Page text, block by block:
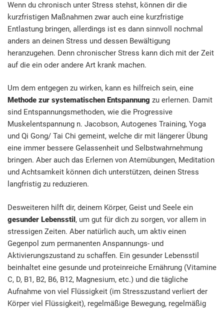
Wenn du chronisch unter Stress stehst, können dir die
kurzfristigen Maßnahmen zwar auch eine kurzfristige
Entlastung bringen, allerdings ist es dann sinnvoll nochmal
anders an deinen Stress und dessen Bewältigung
heranzugehen. Denn chronischer Stress kann dich mit der Zeit
auf die ein oder andere Art krank machen.
Um dem entgegen zu wirken, kann es hilfreich sein, eine
Methode zur systematischen Entspannung zu erlernen. Damit
sind Entspannungsmethoden, wie die Progressive
Muskelentspannung n. Jacobson, Autogenes Training, Yoga
und Qi Gong/ Tai Chi gemeint, welche dir mit längerer Übung
eine immer bessere Gelassenheit und Selbstwahrnehmung
bringen. Aber auch das Erlernen von Atemübungen, Meditation
und Achtsamkeit können dich unterstützen, deinen Stress
langfristig zu reduzieren.
Desweiteren hilft dir, deinem Körper, Geist und Seele ein
gesunder Lebensstil, um gut für dich zu sorgen, vor allem in
stressigen Zeiten. Aber natürlich auch, um aktiv einen
Gegenpol zum permanenten Anspannungs- und
Aktivierungszustand zu schaffen. Ein gesunder Lebensstil
beinhaltet eine gesunde und proteinreiche Ernährung (Vitamine
C, D, B1, B2, B6, B12, Magnesium, etc.) und die tägliche
Aufnahme von viel Flüssigkeit (im Stresszustand verliert der
Körper viel Flüssigkeit), regelmäßige Bewegung, regelmäßig